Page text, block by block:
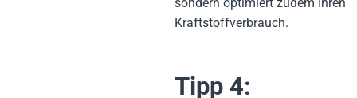
Kraftstoffverbrauch.
Tipp 4: